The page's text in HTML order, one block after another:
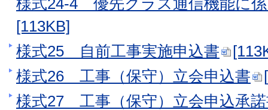
様式24-4 優先クラス通信機能に
[113KB]
様式25 自前工事実施申込書
様式26 工事（保守）立会申込書
様式27 工事（保守）立会申込承